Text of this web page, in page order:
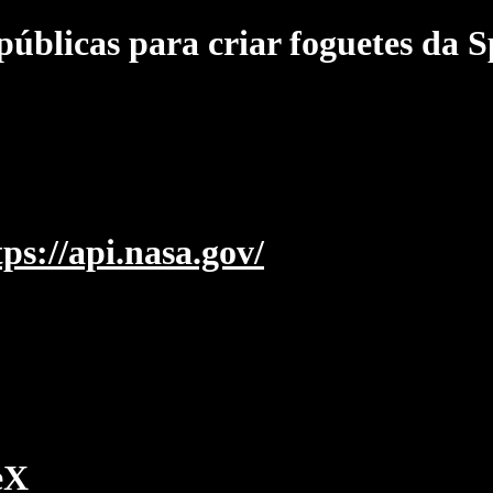
para criar foguetes da
api.nasa.gov/